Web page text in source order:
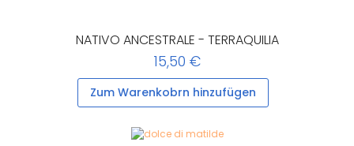
NATIVO ANCESTRALE - TERRAQUILIA
15,50 €
Zum Warenkobrn hinzufügen